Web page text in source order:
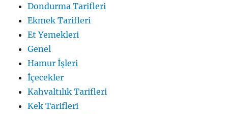
Dondurma Tarifleri
Ekmek Tarifleri
Et Yemekleri
Genel
Hamur İşleri
İçecekler
Kahvaltılık Tarifleri
Kek Tarifleri